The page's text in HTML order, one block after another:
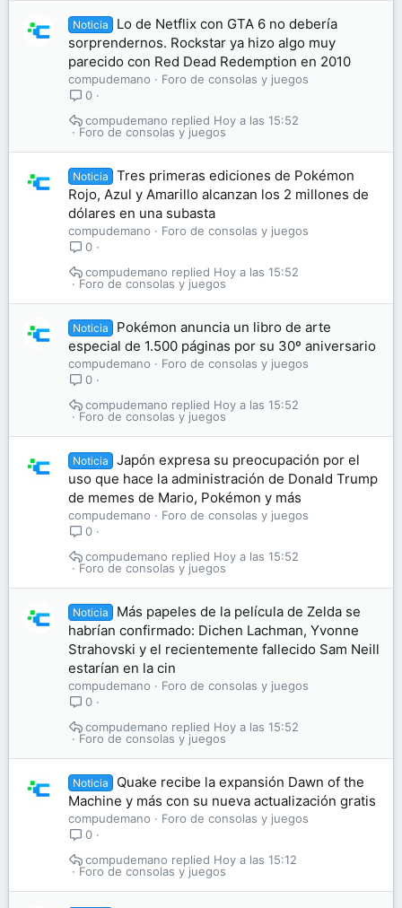
Noticia
Lo de Netflix con GTA 6 no debería
sorprendernos. Rockstar ya hizo algo muy
parecido con Red Dead Redemption en 2010
compudemano
Foro de consolas y juegos
0
Foro de consolas y juegos
Hoy a las 15:52
compudemano
Noticia
Tres primeras ediciones de Pokémon
Rojo, Azul y Amarillo alcanzan los 2 millones de
dólares en una subasta
compudemano
Foro de consolas y juegos
0
Foro de consolas y juegos
Hoy a las 15:52
compudemano
Noticia
Pokémon anuncia un libro de arte
especial de 1.500 páginas por su 30º aniversario
compudemano
Foro de consolas y juegos
0
Foro de consolas y juegos
Hoy a las 15:52
compudemano
Noticia
Japón expresa su preocupación por el
uso que hace la administración de Donald Trump
de memes de Mario, Pokémon y más
compudemano
Foro de consolas y juegos
0
Foro de consolas y juegos
Hoy a las 15:52
compudemano
Noticia
Más papeles de la película de Zelda se
habrían confirmado: Dichen Lachman, Yvonne
Strahovski y el recientemente fallecido Sam Neill
estarían en la cin
compudemano
Foro de consolas y juegos
0
Foro de consolas y juegos
Hoy a las 15:52
compudemano
Noticia
Quake recibe la expansión Dawn of the
Machine y más con su nueva actualización gratis
compudemano
Foro de consolas y juegos
0
Foro de consolas y juegos
Hoy a las 15:12
compudemano